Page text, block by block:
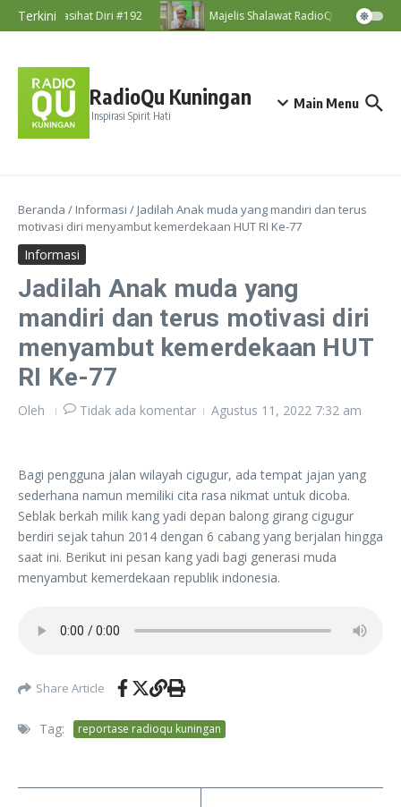
Lewati ke konten
TerkiniNasihat Diri #192 Majelis Shalawat RadioQu Bersama
RadioQu Kuningan
Inspirasi Spirit Hati
Main Menu
Beranda / Informasi / Jadilah Anak muda yang mandiri dan terus
motivasi diri menyambut kemerdekaan HUT RI Ke-77
Informasi
Jadilah Anak muda yang
mandiri dan terus motivasi diri
menyambut kemerdekaan HUT
RI Ke-77
Oleh Tidak ada komentar Agustus 11, 2022 7:32 am
Bagi pengguna jalan wilayah cigugur, ada tempat jajan yang
sederhana namun memiliki cita rasa nikmat untuk dicoba.
Seblak berkah milik kang yadi depan balong girang cigugur
berdiri sejak tahun 2014 dengan 6 cabang yang berjalan hingga
saat ini. Berikut ini pesan kang yadi bagi generasi muda
menyambut kemerdekaan republik indonesia.
Share Article
Tag: reportase radioqu kuningan